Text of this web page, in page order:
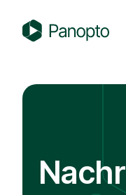
Inhalt
n
o